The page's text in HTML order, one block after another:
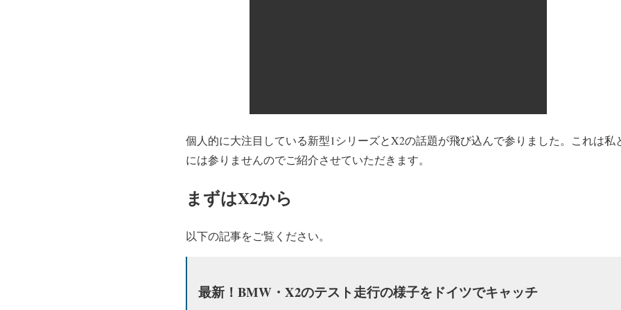
個人的に大注目している新型1シリーズとX2の話題が飛び込んで参りました。これは私
には参りませんのでご紹介させていただきます。
まずはX2から
以下の記事をご覧ください。
最新！BMW・X2のテスト走行の様子をドイツでキャッチ